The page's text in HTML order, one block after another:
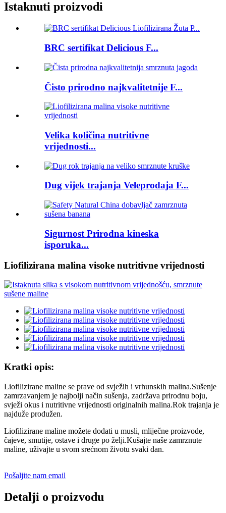
Istaknuti proizvodi
BRC sertifikat Delicious F...
Čisto prirodno najkvalitetnije F...
Velika količina nutritivne
vrijednosti...
Dug vijek trajanja Veleprodaja F...
Sigurnost Prirodna kineska
isporuka...
Liofilizirana malina visoke nutritivne vrijednosti
Kratki opis:
Liofilizirane maline se prave od svježih i vrhunskih malina.Sušenje
zamrzavanjem je najbolji način sušenja, zadržava prirodnu boju,
svježi okus i nutritivne vrijednosti originalnih malina.Rok trajanja je
najduže produžen.
Liofilizirane maline možete dodati u musli, mliječne proizvode,
čajeve, smutije, ostave i druge po želji.Kušajte naše zamrznute
maline, uživajte u svom srećnom životu svaki dan.
Pošaljite nam email
Detalji o proizvodu